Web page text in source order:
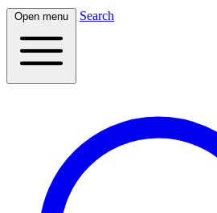
Open menu Search